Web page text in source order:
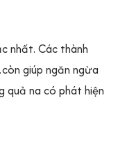
nhất. Các thành
giúp ngăn ngừa
quả na có phát hiện